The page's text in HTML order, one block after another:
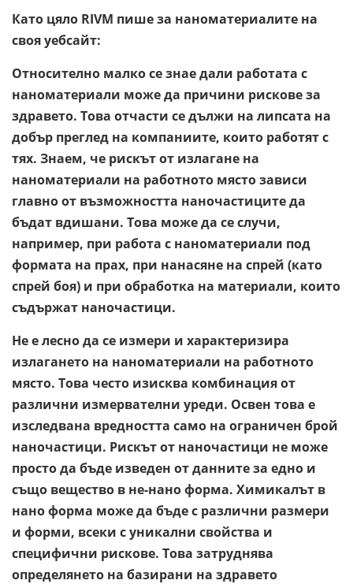
Като цяло RIVM пише за наноматериалите на
своя уебсайт:
Относително малко се знае дали работата с
наноматериали може да причини рискове за
здравето. Това отчасти се дължи на липсата на
добър преглед на компаниите, които работят с
тях. Знаем, че рискът от излагане на
наноматериали на работното място зависи
главно от възможността наночастиците да
бъдат вдишани. Това може да се случи,
например, при работа с наноматериали под
формата на прах, при нанасяне на спрей (като
спрей боя) и при обработка на материали, които
съдържат наночастици.
Не е лесно да се измери и характеризира
излагането на наноматериали на работното
място. Това често изисква комбинация от
различни измервателни уреди. Освен това е
изследвана вредността само на ограничен брой
наночастици. Рискът от наночастици не може
просто да бъде изведен от данните за едно и
също вещество в не-нано форма. Химикалът в
нано форма може да бъде с различни размери
и форми, всеки с уникални свойства и
специфични рискове. Това затруднява
определянето на базирани на здравето